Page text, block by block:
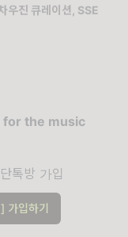
우진 큐레이션, SSE
for the music
톡방 가입
가입하기